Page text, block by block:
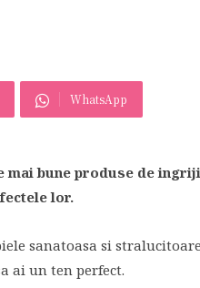
WhatsApp
mai bune produse de
lor.
sanatoasa si
ai un ten perfect.